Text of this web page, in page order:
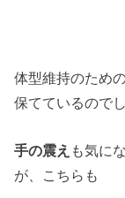
体型維持のため
保てているので
手の震え も気に
が、こちらも